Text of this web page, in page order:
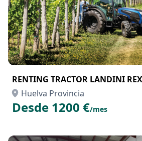
RENTING TRACTOR LANDINI
Huelva Provincia
Desde 1200 €/mes